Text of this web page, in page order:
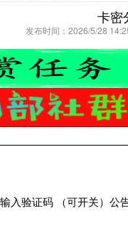
卡密
发布时间：2026/5/28
入验证码 （可开关）公